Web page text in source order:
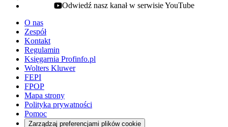
youtube - otwiera się w nowej karcie
Odwiedź nasz kanał w serwisie YouTube
O nas
Zespół
Kontakt
Regulamin
Księgarnia Profinfo.pl
Wolters Kluwer
FEPI
FPOP
Mapa strony
Polityka prywatności
Pomoc
Zarządzaj preferencjami plików cookie